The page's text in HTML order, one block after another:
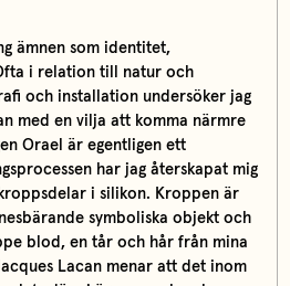
ämnen som identitet,
i relation till natur och
och installation undersöker jag
med en vilja att komma närmre
Orael är egentligen ett
har jag återskapat mig
i silikon. Kroppen är
symboliska objekt och
blod, en tår och hår från mina
Lacan menar att det inom